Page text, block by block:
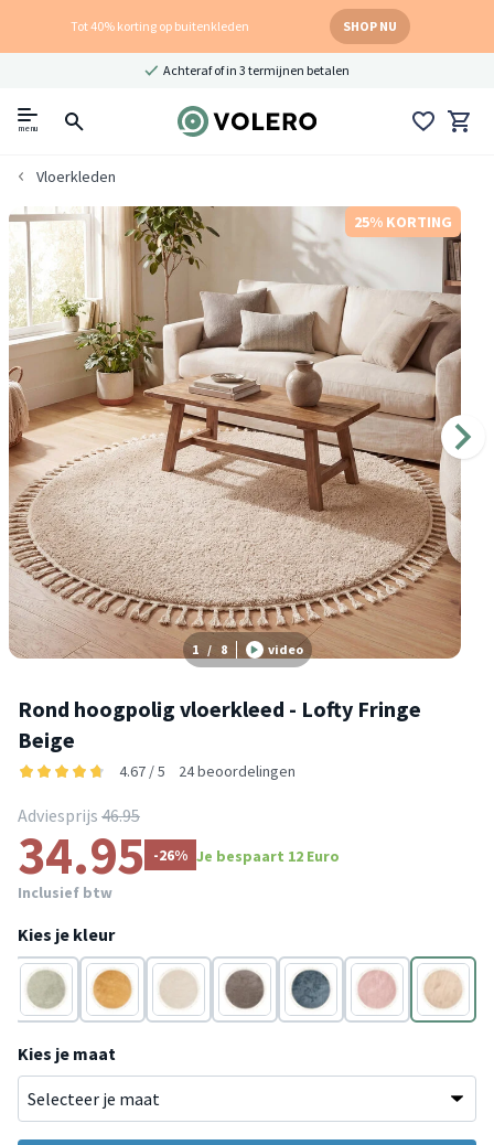
Tot 40% korting op buitenkleden SHOP NU
Achteraf of in 3 termijnen betalen
menu
Vloerkleden
25% KORTING
1 / 8 video
Rond hoogpolig vloerkleed - Lofty Fringe
Beige
4.67 / 5 24 beoordelingen
Adviesprijs 46.95
34.95 -26% Je bespaart 12 Euro
Inclusief btw
Kies je kleur
Groen Geel Wit Taupe Blauw Roze
Crème
Kies je maat